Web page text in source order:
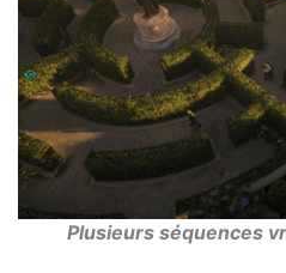
Plusieurs séquences